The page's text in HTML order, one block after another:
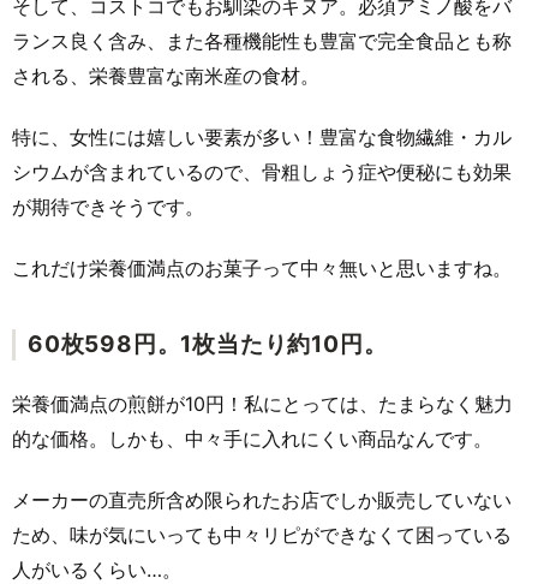
そして、コストコでもお馴染のキヌア。必須アミノ酸をバ
ランス良く含み、また各種機能性も豊富で完全食品とも称
される、栄養豊富な南米産の食材。
特に、女性には嬉しい要素が多い！豊富な食物繊維・カル
シウムが含まれているので、骨粗しょう症や便秘にも効果
が期待できそうです。
これだけ栄養価満点のお菓子って中々無いと思いますね。
60枚598円。1枚当たり約10円。
栄養価満点の煎餅が10円！私にとっては、たまらなく魅力
的な価格。しかも、中々手に入れにくい商品なんです。
メーカーの直売所含め限られたお店でしか販売していない
ため、味が気にいっても中々リピができなくて困っている
人がいるくらい…。